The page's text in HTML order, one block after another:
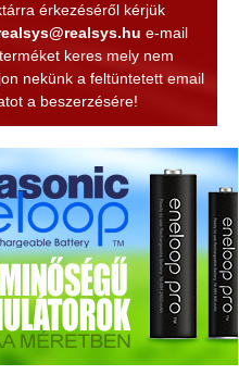
érkezéséről kérjük
e-mail
keres mely nem
nekünk a feltüntetett email
a beszerzésére!